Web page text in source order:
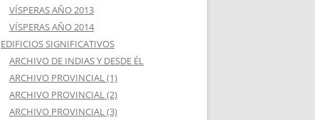
VÍSPERAS AÑO 2013
VÍSPERAS AÑO 2014
EDIFICIOS SIGNIFICATIVOS
ARCHIVO DE INDIAS Y DESDE ÉL
ARCHIVO PROVINCIAL (1)
ARCHIVO PROVINCIAL (2)
ARCHIVO PROVINCIAL (3)